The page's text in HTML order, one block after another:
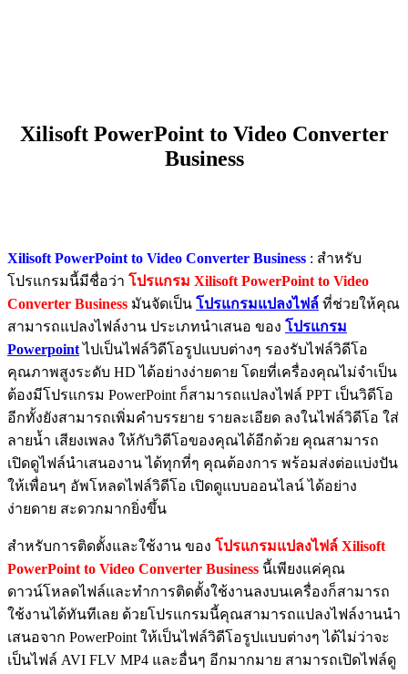
Xilisoft PowerPoint to Video Converter
Business
Xilisoft PowerPoint to Video Converter Business : สำหรับ
โปรแกรมนี้มีชื่อว่า โปรแกรม Xilisoft PowerPoint to Video
Converter Business มันจัดเป็น โปรแกรมแปลงไฟล์ ที่ช่วยให้คุณ
สามารถแปลงไฟล์งาน ประเภทนำเสนอ ของ โปรแกรม
Powerpointไปเป็นไฟล์วิดีโอรูปแบบต่างๆ รองรับไฟล์วิดีโอ
คุณภาพสูงระดับ HD ได้อย่างง่ายดาย โดยที่เครื่องคุณไม่จำเป็น
ต้องมีโปรแกรม PowerPoint ก็สามารถแปลงไฟล์ PPT เป็นวิดีโอ
อีกทั้งยังสามารถเพิ่มคำบรรยาย รายละเอียด ลงในไฟล์วิดีโอ ใส่
ลายน้ำ เสียงเพลง ให้กับวิดีโอของคุณได้อีกด้วย คุณสามารถ
เปิดดูไฟล์นำเสนองาน ได้ทุกที่ๆ คุณต้องการ พร้อมส่งต่อแบ่งปัน
ให้เพื่อนๆ อัพโหลดไฟล์วิดีโอ เปิดดูแบบออนไลน์ ได้อย่าง
ง่ายดาย สะดวกมากยิ่งขึ้น
สำหรับการติดตั้งและใช้งาน ของ โปรแกรมแปลงไฟล์ Xilisoft
PowerPoint to Video Converter Business นี้เพียงแค่คุณ
ดาวน์โหลดไฟล์และทำการติดตั้งใช้งานลงบนเครื่องก็สามารถ
ใช้งานได้ทันทีเลย ด้วยโปรแกรมนี้คุณสามารถแปลงไฟล์งานนำ
เสนอจาก PowerPoint ให้เป็นไฟล์วิดีโอรูปแบบต่างๆ ได้ไม่ว่าจะ
เป็นไฟล์ AVI FLV MP4 และอื่นๆ อีกมากมาย สามารถเปิดไฟล์ดู